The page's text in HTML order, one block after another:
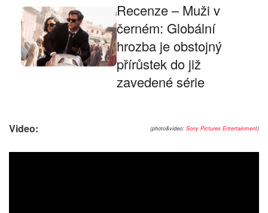
Recenze – Muži v
černém: Globální
hrozba je obstojný
přírůstek do již
zavedené série
(photo&video: Sony Pictures Entertainment)
Video: